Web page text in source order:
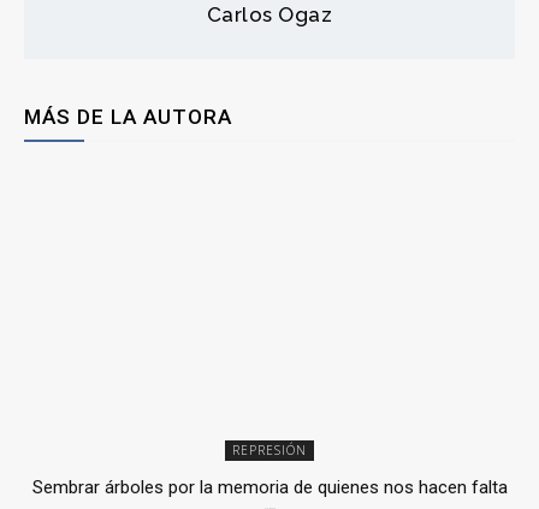
Carlos Ogaz
MÁS DE LA AUTORA
REPRESIÓN
Sembrar árboles por la memoria de quienes nos hacen falta